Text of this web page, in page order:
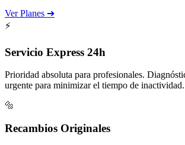
Ver Planes ➔
⚡
Servicio Express 24h
Prioridad absoluta para profesionales.
urgente para minimizar el tiempo de inactividad.
🔩
Recambios Originales